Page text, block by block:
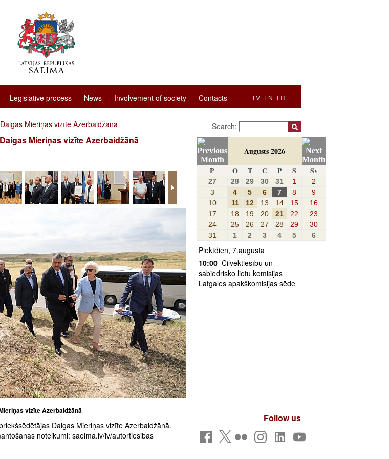
LV EN FR
Legislative process News Involvement of society Contacts
Mieriņas vizīte Azerbaidžānā
Mieriņas vizīte Azerbaidžānā
vizīte Azerbaidžānā
Daigas Mieriņas vizīte Azerbaidžānā.
noteikumi: saeima.lv/lv/autortiesibas
Search:
Augusts 2026
P
O T C P S Sv
27 28 29 30 31 1
2
3
4 5 6 7 8
9
10
11 12 13 14 15
16
17
18 19 20 21 22
23
24
25 26 27 28 29
30
31
1 2 3 4 5 6
Piektdien, 7.augustā
10:00 Cilvēktiesību un
sabiedrisko lietu komisijas
Latgales apakškomisijas sēde
Follow us